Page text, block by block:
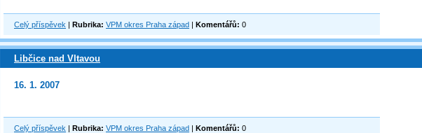
Celý příspěvek | Rubrika: VPM okres Praha západ | Komentářů: 0
Libčice nad Vltavou
16. 1. 2007
Celý příspěvek | Rubrika: VPM okres Praha západ | Komentářů: 0